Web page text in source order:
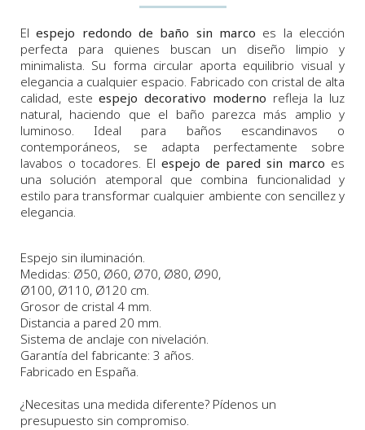
Elespejo redondo de baño sin marco es la elección
perfecta para quienes buscan un diseño limpio y
minimalista. Su forma circular aporta equilibrio visual y
elegancia a cualquier espacio. Fabricado con cristal de alta
calidad, esteespejo decorativo moderno refleja la luz
natural, haciendo que el baño parezca más amplio y
luminoso. Ideal para baños escandinavos o
contemporáneos, se adapta perfectamente sobre
lavabos o tocadores. El espejo de pared sin marco es
una solución atemporal que combina funcionalidad y
estilo para transformar cualquier ambiente con sencillez y
elegancia.
Espejo sin iluminación.
Medidas: Ø50, Ø60, Ø70, Ø80, Ø90,
Ø100, Ø110, Ø120 cm.
Grosor de cristal 4 mm.
Distancia a pared 20 mm.
Sistema de anclaje con nivelación.
Garantía del fabricante: 3 años.
Fabricado en España.
¿Necesitas una medida diferente? Pídenos un
presupuesto sin compromiso.